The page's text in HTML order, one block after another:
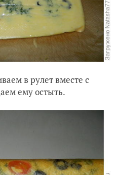
в рулет вместе с
ему остыть.